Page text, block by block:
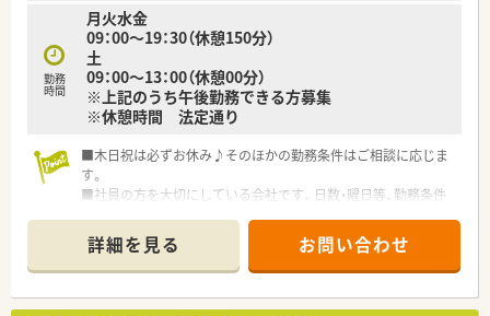
勤務
時間
月火水金
09：00～19：30（休憩150分）
土
09：00～13：00（休憩00分）
※上記のうち午後勤務できる方募集
※休憩時間 法定通り
■木日祝は必ずお休み♪そのほかの勤務条件はご相談に応じま
す。
■社員の方を大切にしている会社です。日数・曜日等、勤務条件
■代表も薬剤師で、現場を経験されてきた方です。今なお調剤室
に入り、従業員と同じ目線をお持ちです。
詳細を見る お問い合わせ